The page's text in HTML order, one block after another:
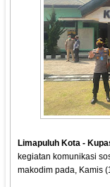
Limapuluh Kota -
kegiatan komunikasi
makodim pada, Kamis